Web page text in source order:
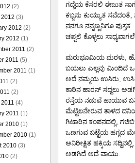
ಗದ್ದೆಯ ಕೆಸರಲಿ ಈಜುತ
ಕಬ್ಬನು ಕುಯ್ಯುತ
ನನಗೂ ನನ್ನಣ್ಣನಿಗೂ ಪುಸ್ತಕ
ಚಪ್ಪಲಿ ಕೊಳ್ಳಲು
ಮರುಭೂಮಿಯ ಮರಳು,
ಬಯಲು ಎಲ್ಲವು ಮಿಂದಿದೆ
ಅದೆ ನಮ್ಮಯ ಉಸಿರು,
ಕಾರಿನ ಹಾರನ್ ಸದ್ದಲು
ರಸ್ತೆಯ ನಡುವೆ ಹಾಯುವ
ಮೆಟ್ಟಿಲನೇರುವ ತಾಳದ
ಗಿಟಾರಿನ ಕಂಪನದಲ್ಲಿ,
ಒಣಗುವ ಬಟ್ಟೆಯ ಹಗ್ಗದ
ಅನಿರೀಕ್ಷಿತ ಹಕ್ಕಿಯ ಸದ್ದಿನಲ್ಲಿ,
ಅಡಗಿದೆ ಅದೆ ವಾಯು.
(2)
2012 (3)
2012 (2)
2012 (1)
2011 (2)
2011 (5)
2011 (1)
(2)
(2)
(4)
2011 (1)
2010 (1)
2010 (1)
2010 (3)
(2)